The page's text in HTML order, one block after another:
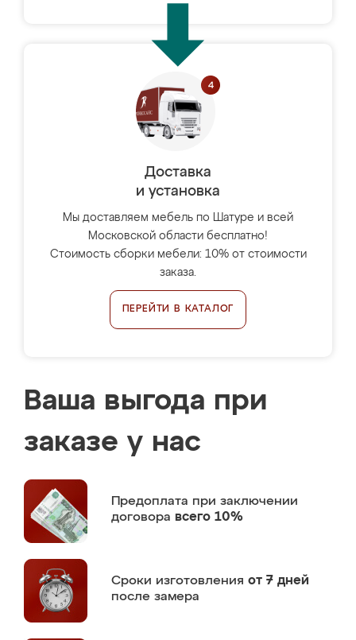
Доставка
и установка
Мы доставляем мебель по Шатуре и всей
Московской области бесплатно!
Стоимость сборки мебели: 10% от стоимости
заказа.
ПЕРЕЙТИ В КАТАЛОГ
Ваша выгода при
заказе у нас
Предоплата при заключении
договора всего 10%
Сроки изготовления от 7 дней
после замера